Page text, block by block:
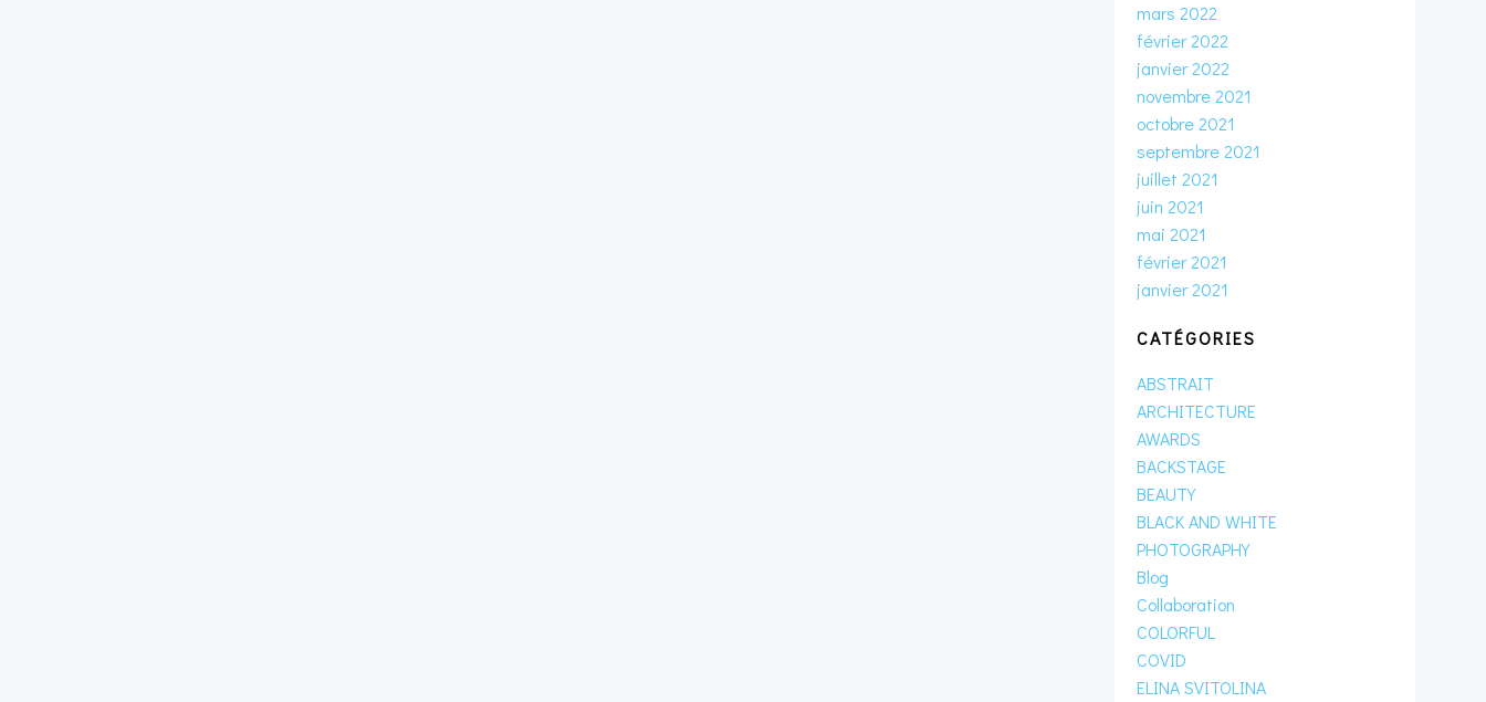
mars 2022
février 2022
janvier 2022
novembre 2021
octobre 2021
septembre 2021
juillet 2021
juin 2021
mai 2021
février 2021
janvier 2021
CATÉGORIES
ABSTRAIT
ARCHITECTURE
AWARDS
BACKSTAGE
BEAUTY
BLACK AND WHITE
PHOTOGRAPHY
Blog
Collaboration
COLORFUL
COVID
ELINA SVITOLINA